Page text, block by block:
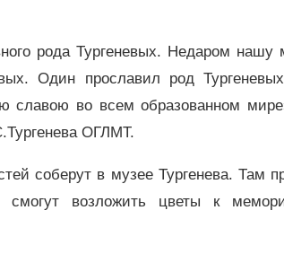
рода Тургеневых. Недаром нашу
Один прославил род
славою во всем образованном
ОГЛМТ.
соберут в музее Тургенева. Там
смогут возложить цветы к